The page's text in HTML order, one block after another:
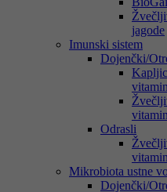
jagode
Imunski sistem
Dojenčki/
Odrasli
Mikrobiota ustne
Dojenčki/